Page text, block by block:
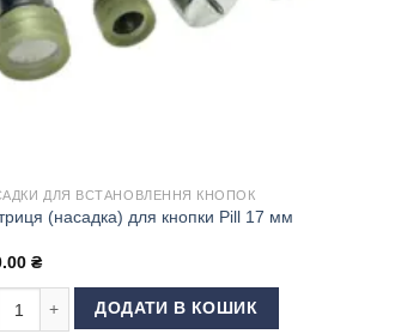
кількість
ДЛЯ ВСТАНОВЛЕННЯ КНОПОК
(насадка) для кнопки Pill 17 мм
₴
(насадка) для кнопки Pill 17 мм кількість
ДОДАТИ В КОШИК